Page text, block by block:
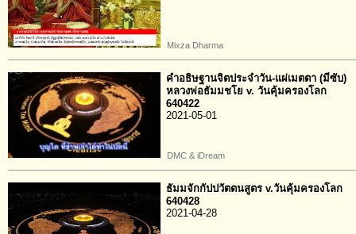
Mixza Dharma
คำอธิษฐานจิตประจำวัน-แผ่เมตตา (มีซับ)
หลวงพ่อธัมมชโย v. วันคุ้มครองโลก
640422
2021-05-01
DMC & iDream
ธัมมจักกัปปวัตตนสูตร v.วันคุ้มครองโลก
640428
2021-04-28